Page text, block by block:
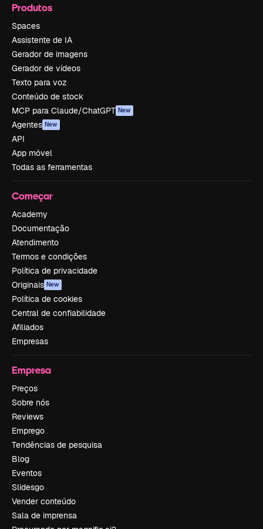
Produtos
Spaces
Assistente de IA
Gerador de imagens
Gerador de vídeos
Texto para voz
Conteúdo de stock
MCP para Claude/ChatGPT New
Agentes New
API
App móvel
Todas as ferramentas
Começar
Academy
Documentação
Atendimento
Termos e condições
Política de privacidade
Originais New
Política de cookies
Central de confiabilidade
Afiliados
Empresas
Empresa
Preços
Sobre nós
Reviews
Emprego
Tendências de pesquisa
Blog
Eventos
Slidesgo
Vender conteúdo
Sala de imprensa